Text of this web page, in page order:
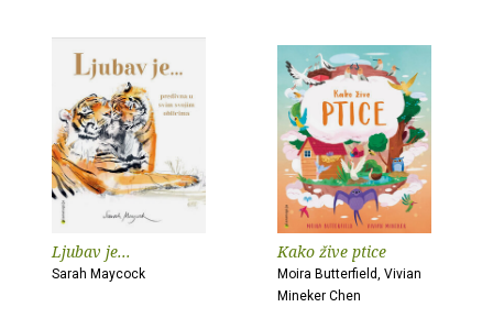
Ljubav je...
Sarah Maycock
Kako žive ptice
Moira Butterfield, Vivian
Mineker Chen